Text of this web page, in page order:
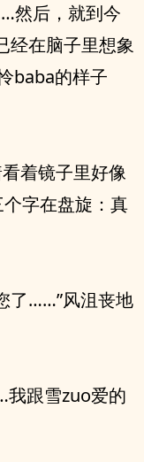
然后，就到今
经在脑子里想象
baba的样子
着镜子里好像
字在盘旋：真
了……”风沮丧地
跟雪zuo爱的